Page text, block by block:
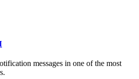
messages in one of the most